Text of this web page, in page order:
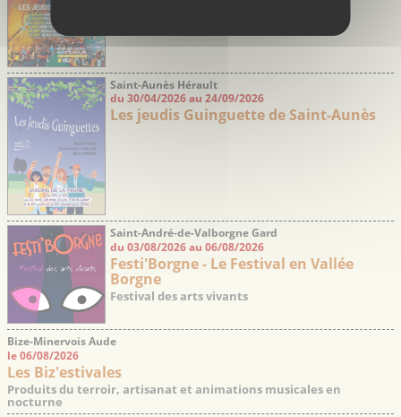
Saint-Aunès Hérault
du 30/04/2026 au 24/09/2026
Les jeudis Guinguette de Saint-Aunès
Saint-André-de-Valborgne Gard
du 03/08/2026 au 06/08/2026
Festi'Borgne - Le Festival en Vallée
Borgne
Festival des arts vivants
Bize-Minervois Aude
le 06/08/2026
Les Biz'estivales
Produits du terroir, artisanat et animations musicales en
nocturne